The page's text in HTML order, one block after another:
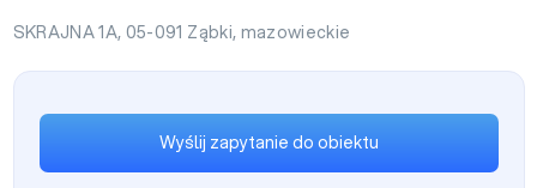
SKRAJNA 1A, 05-091 Ząbki, mazowieckie
Wyślij zapytanie do obiektu